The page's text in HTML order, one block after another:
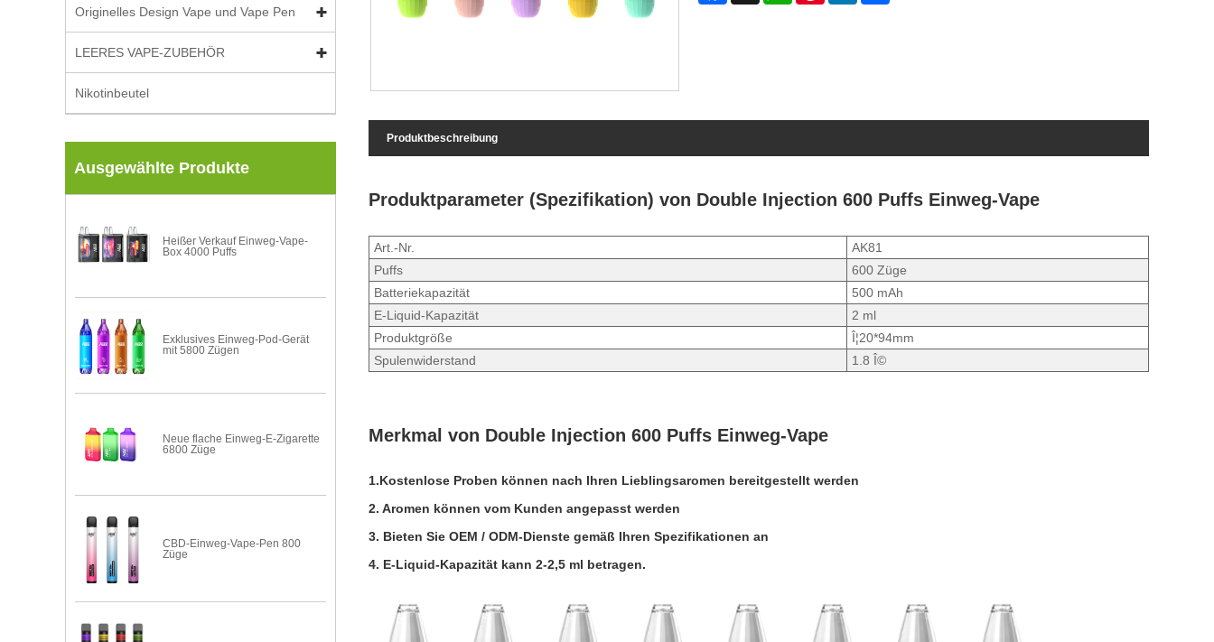
Originelles Design Vape und Vape Pen
LEERES VAPE-ZUBEHÖR
Nikotinbeutel
Ausgewählte Produkte
Heißer Verkauf Einweg-Vape-
Box 4000 Puffs
Exklusives Einweg-Pod-Gerät
mit 5800 Zügen
Neue flache Einweg-E-Zigarette
6800 Züge
CBD-Einweg-Vape-Pen 800
Züge
Produktbeschreibung
Produktparameter (Spezifikation) von Double Injection 600 Puffs Einweg-Vape
Art.-Nr.
AK81
Puffs
600 Züge
Batteriekapazität
500 mAh
E-Liquid-Kapazität
2 ml
Produktgröße
Î¦20*94mm
Spulenwiderstand
1.8 Î©
Merkmal von Double Injection 600 Puffs Einweg-Vape
1.Kostenlose Proben können nach Ihren Lieblingsaromen bereitgestellt werden
2. Aromen können vom Kunden angepasst werden
3. Bieten Sie OEM / ODM-Dienste gemäß Ihren Spezifikationen an
4. E-Liquid-Kapazität kann 2-2,5 ml betragen.